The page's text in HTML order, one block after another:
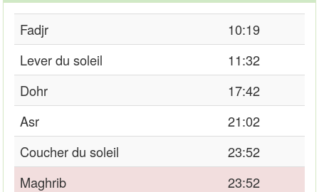
Fadjr
10:19
Lever du soleil
11:32
Dohr
17:42
Asr
21:02
Coucher du soleil
23:52
Maghrib
23:52